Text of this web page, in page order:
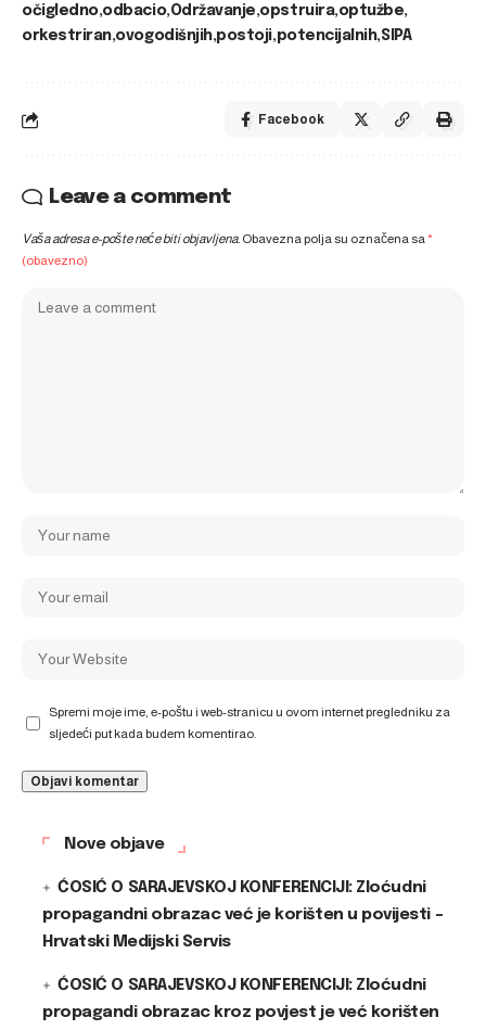
očigledno odbacio Održavanje opstruira optužbe
orkestriran ovogodišnjih postoji potencijalnih SIPA
Facebook
Leave a comment
Vaša adresa e-pošte neće biti objavljena. Obavezna polja su označena sa*
(obavezno)
Spremi moje ime, e-poštu i web-stranicu u ovom internet pregledniku za
sljedeći put kada budem komentirao.
Nove objave
ĆOSIĆ O SARAJEVSKOJ KONFERENCIJI: Zloćudni
propagandni obrazac već je korišten u povijesti –
Hrvatski Medijski Servis
ĆOSIĆ O SARAJEVSKOJ KONFERENCIJI: Zloćudni
propagandi obrazac kroz povjest je već korišten